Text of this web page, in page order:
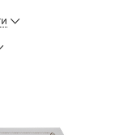
каждому, кто
купить рахат
вкусами по
город